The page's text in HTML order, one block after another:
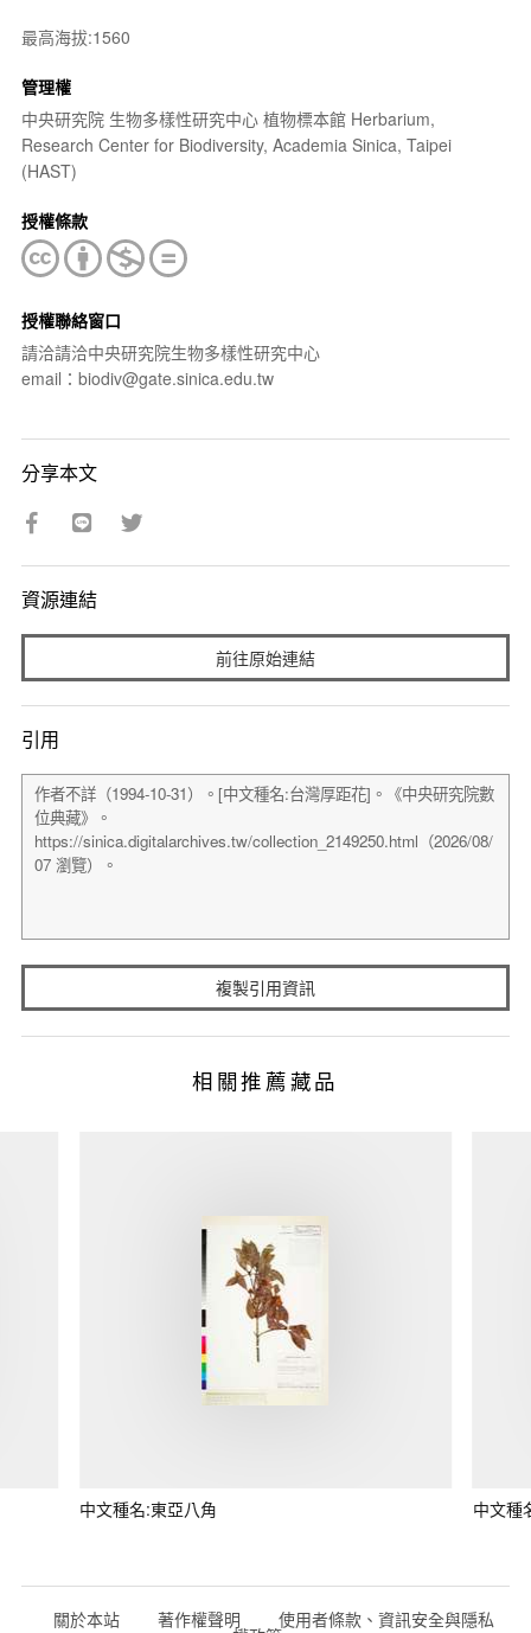
最高海拔:1560
管理權
中央研究院 生物多樣性研究中心 植物標本館 Herbarium,
Research Center for Biodiversity, Academia Sinica, Taipei
(HAST)
授權條款
授權聯絡窗口
請洽請洽中央研究院生物多樣性研究中心
email：biodiv@gate.sinica.edu.tw
分享本文
資源連結
前往原始連結
引用
複製引用資訊
相關推薦藏品
中文種名:東亞八角 中文種
關於本站 著作權聲明 使用者條款、資訊安全與隱私